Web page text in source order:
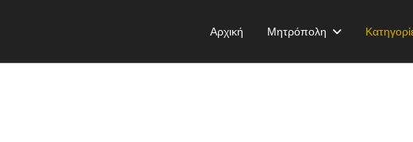
Αρχική Μητρόπολη